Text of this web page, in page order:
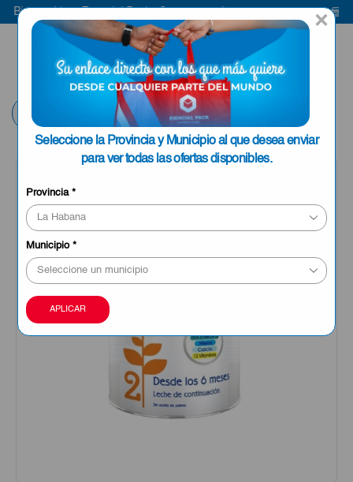
×
Seleccione la Provincia y Municipio al que desea enviar
para ver todas las ofertas disponibles.
Provincia*
Municipio*
APLICAR
a Esencial Pack
ENVIAR A LA
HABANA